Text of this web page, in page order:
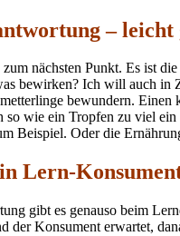
– leicht
nächsten Punkt. Es ist
bewirken? Ich will auch in
bewundern.
so wie ein Tropfen zu viel
Beispiel. Oder die
Lern-
gibt es genauso beim
der Konsument erwartet,